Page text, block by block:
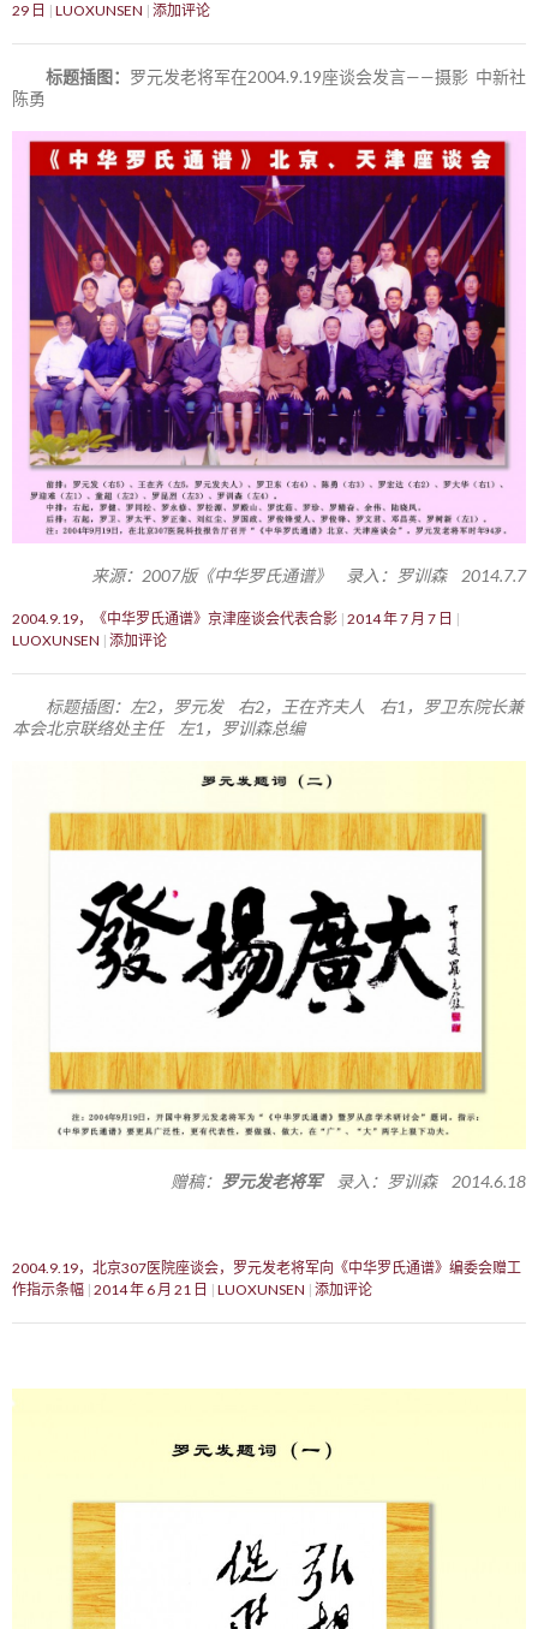
29 日
LUOXUNSEN 添加评论
标题插图： 罗元发老将军在2004.9.19座谈会发言——摄影 中新社
陈勇
来源：2007版《中华罗氏通谱》 录入：罗训森 2014.7.7
2004.9.19，《中华罗氏通谱》京津座谈会代表合影 2014 年 7 月 7 日
LUOXUNSEN 添加评论
标题插图：左2，罗元发 右2，王在齐夫人 右1，罗卫东院长兼
本会北京联络处主任 左1，罗训森总编
赠稿： 罗元发老将军录入：罗训森 2014.6.18
2004.9.19，北京307医院座谈会，罗元发老将军向《中华罗氏通谱》编委会赠工
作指示条幅 2014 年 6 月 21 日 LUOXUNSEN 添加评论